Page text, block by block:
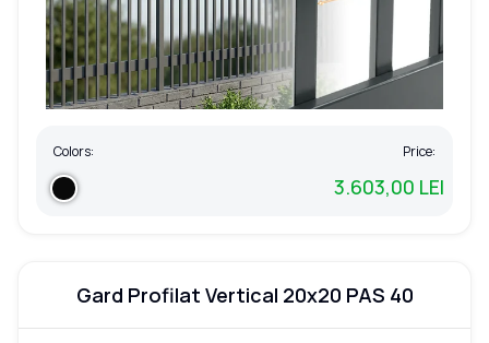
Colors: Price:
3.603,00 LEI
Gard Profilat Vertical 20x20 PAS 40